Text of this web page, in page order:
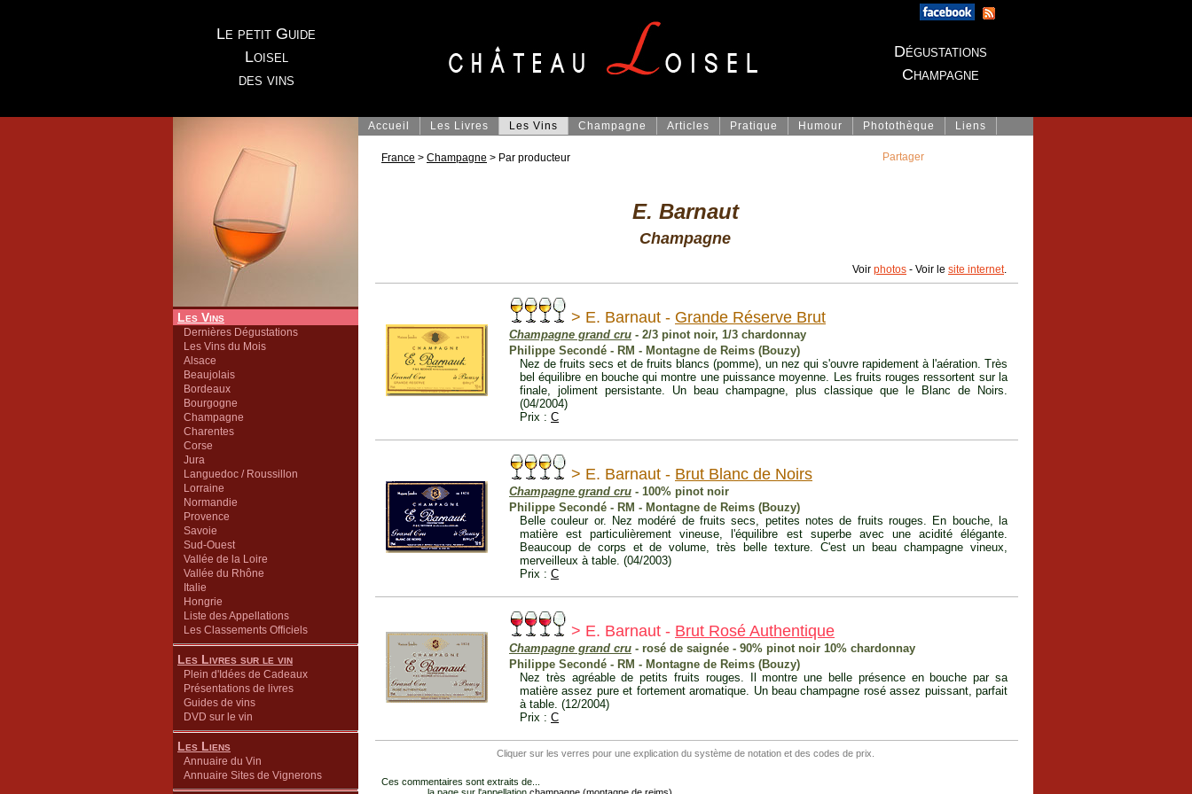
Le petit Guide
Loisel
des vins
Dégustations
Champagne
Les Vins
Dernières Dégustations
Les Vins du Mois
Alsace
Beaujolais
Bordeaux
Bourgogne
Champagne
Charentes
Corse
Jura
Languedoc / Roussillon
Lorraine
Normandie
Provence
Savoie
Sud-Ouest
Vallée de la Loire
Vallée du Rhône
Italie
Hongrie
Liste des Appellations
Les Classements Officiels
Les Livres sur le vin
Plein d'Idées de Cadeaux
Présentations de livres
Guides de vins
DVD sur le vin
Les Liens
Annuaire du Vin
Annuaire Sites de Vignerons
Accueil Les Livres Les Vins Champagne Articles Pratique Humour Photothèque Liens
France > Champagne > Par producteur
E. Barnaut
Champagne
Voir photos - Voir le site internet.
> E. Barnaut - Grande Réserve Brut
Champagne grand cru - 2/3 pinot noir, 1/3 chardonnay
Philippe Secondé - RM - Montagne de Reims (Bouzy)
Nez de fruits secs et de fruits blancs (pomme), un nez qui s'ouvre rapidement à l'aération. Très
bel équilibre en bouche qui montre une puissance moyenne. Les fruits rouges ressortent sur la
finale, joliment persistante. Un beau champagne, plus classique que le Blanc de Noirs.
(04/2004)
Prix : C
> E. Barnaut - Brut Blanc de Noirs
Champagne grand cru - 100% pinot noir
Philippe Secondé - RM - Montagne de Reims (Bouzy)
Belle couleur or. Nez modéré de fruits secs, petites notes de fruits rouges. En bouche, la
matière est particulièrement vineuse, l'équilibre est superbe avec une acidité élégante.
Beaucoup de corps et de volume, très belle texture. C'est un beau champagne vineux,
merveilleux à table. (04/2003)
Prix : C
> E. Barnaut - Brut Rosé Authentique
Champagne grand cru - rosé de saignée - 90% pinot noir 10% chardonnay
Philippe Secondé - RM - Montagne de Reims (Bouzy)
Nez très agréable de petits fruits rouges. Il montre une belle présence en bouche par sa
matière assez pure et fortement aromatique. Un beau champagne rosé assez puissant, parfait
à table. (12/2004)
Prix : C
Cliquer sur les verres pour une explication du système de notation et des codes de prix.
Ces commentaires sont extraits de...
Partager